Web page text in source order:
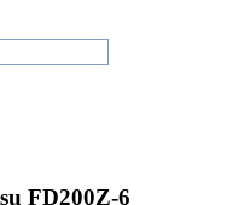
FD200Z-6